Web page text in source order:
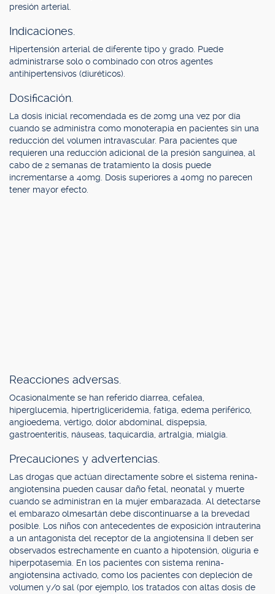
presión arterial.
Indicaciones.
Hipertensión arterial de diferente tipo y grado. Puede
administrarse solo o combinado con otros agentes
antihipertensivos (diuréticos).
Dosificación.
La dosis inicial recomendada es de 20mg una vez por día
cuando se administra como monoterapia en pacientes sin una
reducción del volumen intravascular. Para pacientes que
requieren una reducción adicional de la presión sanguínea, al
cabo de 2 semanas de tratamiento la dosis puede
incrementarse a 40mg. Dosis superiores a 40mg no parecen
tener mayor efecto.
Reacciones adversas.
Ocasionalmente se han referido diarrea, cefalea,
hiperglucemia, hipertrigliceridemia, fatiga, edema periférico,
angioedema, vértigo, dolor abdominal, dispepsia,
gastroenteritis, náuseas, taquicardia, artralgia, mialgia.
Precauciones y advertencias.
Las drogas que actúan directamente sobre el sistema renina-
angiotensina pueden causar daño fetal, neonatal y muerte
cuando se administran en la mujer embarazada. Al detectarse
el embarazo olmesartán debe discontinuarse a la brevedad
posible. Los niños con antecedentes de exposición intrauterina
a un antagonista del receptor de la angiotensina II deben ser
observados estrechamente en cuanto a hipotensión, oliguria e
hiperpotasemia. En los pacientes con sistema renina-
angiotensina activado, como los pacientes con depleción de
volumen y/o sal (por ejemplo, los tratados con altas dosis de